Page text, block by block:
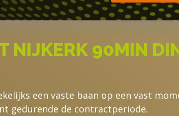
NIJKERK 90MIN
een vaste baan op een vast
gedurende de contractperiode.